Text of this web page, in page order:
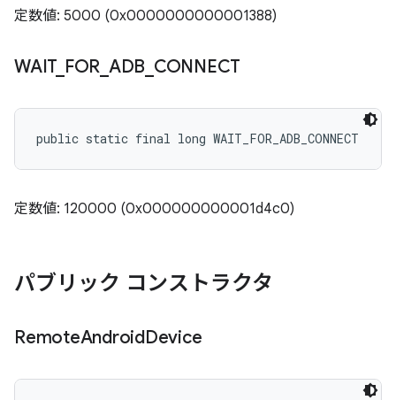
定数値: 5000 (0x0000000000001388)
WAIT_ FOR ADB CONNECT
public static final long WAIT_FOR_ADB_CONNECT
定数値: 120000 (0x000000000001d4c0)
パブリック コンストラクタ
RemoteAndroidDevice